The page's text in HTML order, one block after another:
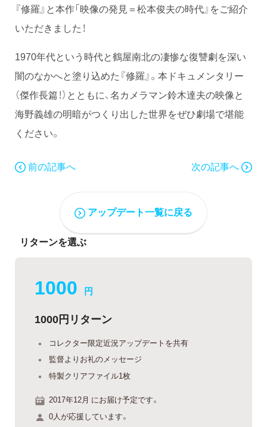
『修羅』と本作「映像の発見＝松本俊夫の時代』をご紹介
いただきました！
1970年代という時代と鶴屋南北の凄惨な復讐劇を深い
闇のなかへと塗り込めた『修羅』。本ドキュメンタリー
（傑作長篇！）とともに、名カメラマン鈴木達夫の映像と
海野義雄の明暗がつくり出した世界をぜひ劇場で堪能
ください。
前の記事へ 次の記事へ
アップデート一覧に戻る
リターンを選ぶ
1000 円
1000円リターン
コレクター限定近況アップデートを共有
監督よりお礼のメッセージ
特製クリアファイル1枚
2017年12月 にお届け予定です。
0人が応援しています。